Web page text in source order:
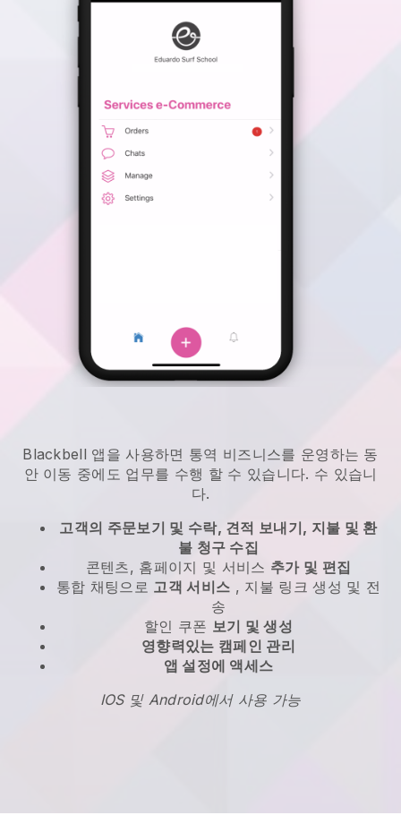
Blackbell 앱을 사용하면 통역 비즈니스를 운영하는 동
안 이동 중에도 업무를 수행 할 수 있습니다. 수 있습니
다.
고객의 주문보기 및 수락, 견적 보내기, 지불 및 환
불 청구 수집
콘텐츠, 홈페이지 및 서비스 추가 및 편집
통합 채팅으로 고객 서비스 , 지불 링크 생성 및 전
송
할인 쿠폰 보기 및 생성
영향력있는 캠페인 관리
앱 설정에 액세스
IOS 및 Android에서 사용 가능